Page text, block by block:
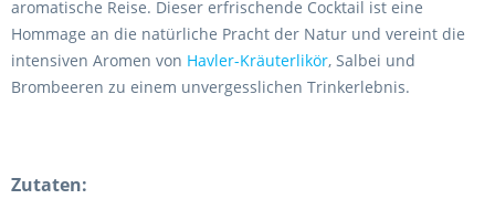
aromatische Reise. Dieser erfrischende Cocktail ist eine
Hommage an die natürliche Pracht der Natur und vereint die
intensiven Aromen von Havler-Kräuterlikör, Salbei und
Brombeeren zu einem unvergesslichen Trinkerlebnis.
Zutaten: